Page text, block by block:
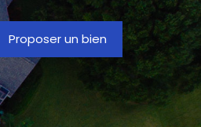
Proposer un bien